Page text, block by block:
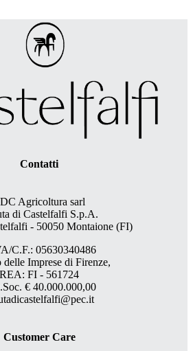
Contatti
Agricoltura sarl
di Castelfalfi S.p.A.
- 50050 Montaione (FI)
C.F.: 05630340486
delle Imprese di Firenze,
REA: FI - 561724
€ 40.000.000,00
Customer Care